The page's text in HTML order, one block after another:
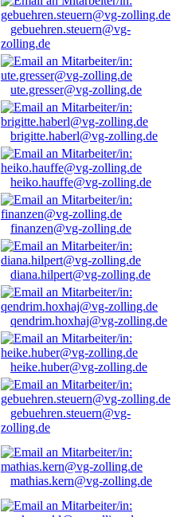
gebuehren.steuern@vg-
zolling.de
ute.gresser@vg-zolling.de
brigitte.haberl@vg-zolling.de
heiko.hauffe@vg-zolling.de
finanzen@vg-zolling.de
diana.hilpert@vg-zolling.de
qendrim.hoxhaj@vg-zolling.de
heike.huber@vg-zolling.de
gebuehren.steuern@vg-
zolling.de
mathias.kern@vg-zolling.de